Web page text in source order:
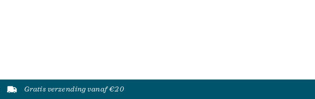
Gratis verzending vanaf €20